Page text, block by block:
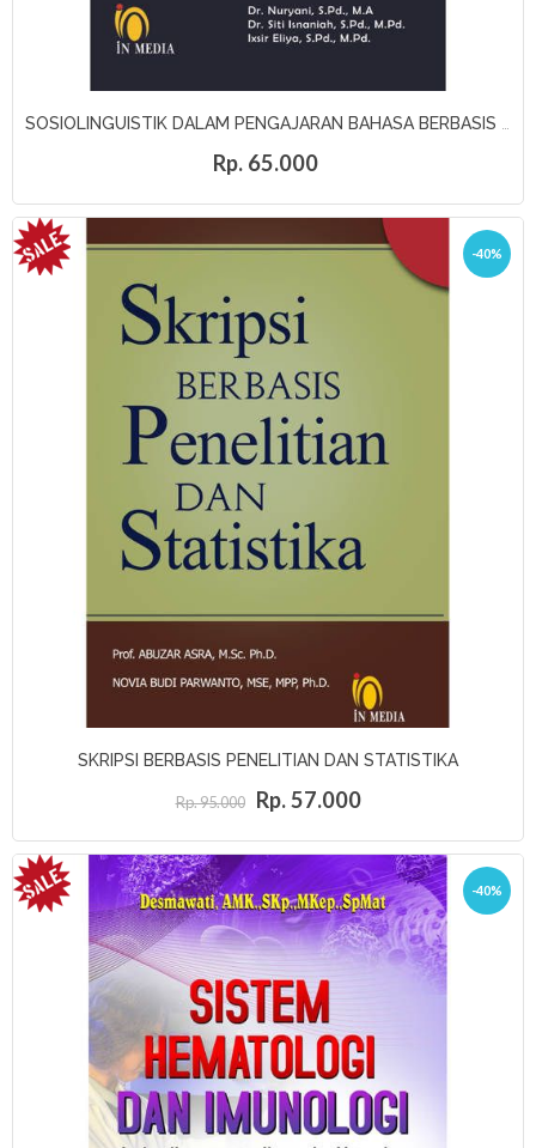
Rp. 65.000
-40%
SKRIPSI BERBASIS PENELITIAN DAN STATISTIKA
Rp. 95.000 Rp. 57.000
-40%